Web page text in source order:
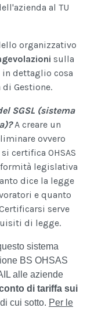
al TU
organizzativo
sulla
in dettaglio cosa
Gestione.
SGSL (sistema
A creare un
ovvero
certifica OHSAS
legislativa
dice la legge
e quanto
serve
di legge.
sistema
BS OHSAS
alle aziende
di tariffa sui
cui sotto. Per le